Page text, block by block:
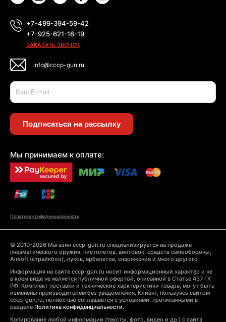
+7-499-394-59-42
+7-925-621-18-19
ЗАКАЗАТЬ ЗВОНОК
info@cccp-gun.ru
Подписаться на рассылку
Мы принимаем к оплате:
Политика конфиденциальности
© 2010-2026 Магазин cccp-gun.ru специализируется на продаже
пневматического оружия, пистолетов, винтовок, средств самообороны,
Airsoft (страйкбол), луков, арбалетов, снаряжения и много другого
Информация на сайте cccp-gun.ru носит информационный характер и не
в коем виде не является публичной офертой, описанной в Статье 437 ГК
РФ. Комплект поставки и технические харктеристики товара, могут быть
изменены производителем без уведомления. Клиент, пользуясь сайтом
cccp-gun.ru, полностью соглашается с условиями, прописанными в
разделе Политика конфиденциальности.
Копирование любой информации (тексты, фото, видео и др.) с сайта